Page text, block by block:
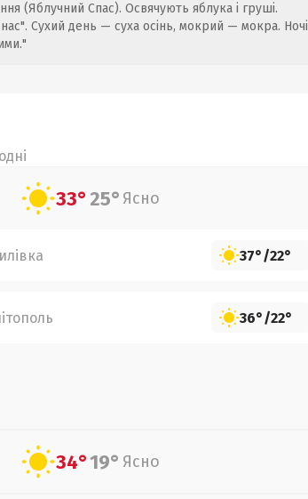
(Яблучний Спас). Освячують яблука і груші.
Сухий день — суха осінь, мокрий — мокра. Ночі
33°25° Ясно
37°/22°
36°/22°
34°19° Ясно